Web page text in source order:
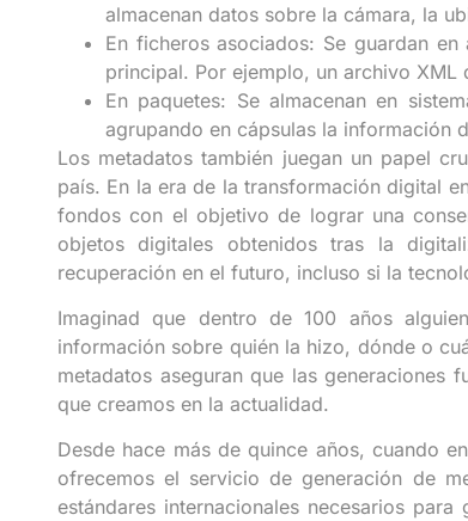
almacenan datos sobre la cámara, la
En ficheros asociados: Se guardan
principal. Por ejemplo, un archivo
En paquetes: Se almacenan en
agrupando en cápsulas la información
Los metadatos también juegan un papel
país. En la era de la transformación digital
fondos con el objetivo de lograr una
objetos digitales obtenidos tras la
recuperación en el futuro, incluso si la
Imaginad que dentro de 100 años
información sobre quién la hizo, dónde o
metadatos aseguran que las generaciones
que creamos en la actualidad.
Desde hace más de quince años, cuando
ofrecemos el servicio de generación de
estándares internacionales necesarios